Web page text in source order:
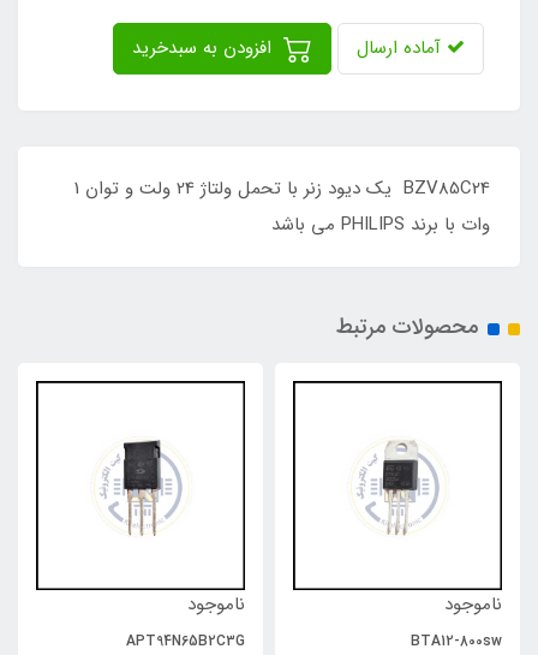
آماده ارسال
BZV85C24 یک دیود زنر با تحمل ولتاژ 24 ولت و توان 1
وات با برند PHILIPS می باشد
محصولات مرتبط
ناموجود
BTA12-800sw
ناموجود
APT94N65B2C3G